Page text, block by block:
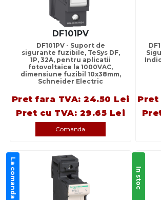
DF101PV
DF101PV - Suport de
sigurante fuzibile, TeSys DF,
1P, 32A, pentru aplicatii
fotovoltaice la 1000VAC,
dimensiune fuzibil 10x38mm,
Schneider Electric
Pret fara TVA: 24.50 Lei
Pret cu TVA: 29.65 Lei
Comanda
Pret
La comanda In stoc